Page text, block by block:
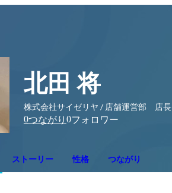
北田 将
株式会社サイゼリヤ / 店舗運営部 店長
0つながり 0フォロワー
ストーリー 性格 つながり